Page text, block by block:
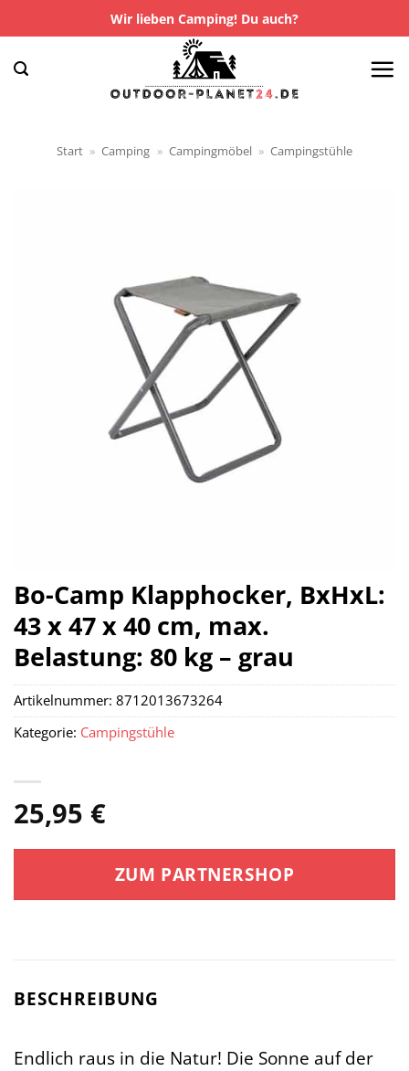
Inhalt
springen
Wir lieben Camping! Du auch?
Start » Camping » Campingmöbel » Campingstühle
Bo-Camp Klapphocker, BxHxL:
43 x 47 x 40 cm, max.
Belastung: 80 kg – grau
25,95 €
ZUM PARTNERSHOP
Artikelnummer: 8712013673264
Kategorie: Campingstühle
BESCHREIBUNG
Endlich raus in die Natur! Die Sonne auf der